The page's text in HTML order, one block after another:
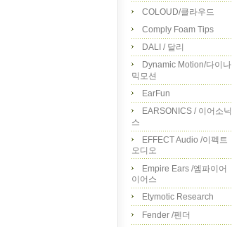
COLOUD/클라우드
Comply Foam Tips
DALI / 달리
Dynamic Motion/다이나
믹모션
EarFun
EARSONICS / 이어소닉
스
EFFECT Audio /이펙트
오디오
Empire Ears /엠파이어
이어스
Etymotic Research
Fender /펜더